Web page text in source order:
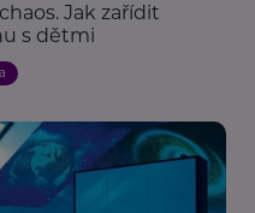
Jak zařídit
s dětmi